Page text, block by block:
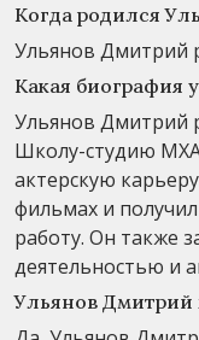
Когда родился
Ульянов Дмитрий
Какая биография
Ульянов Дмитрий
Школу-студию
актерскую
фильмах и
работу. Он также
деятельностью и
Ульянов Дмитрий